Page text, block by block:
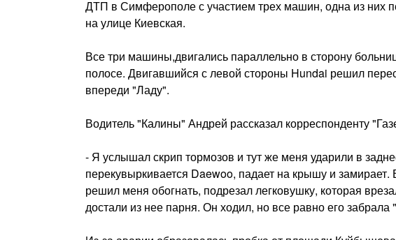
ДТП в Симферополе с участием трех машин, одна из них
на улице Киевская.
Все три машины,двигались параллельно в сторону
полосе. Двигавшийся с левой стороны Hundai решил
впереди "Ладу".
Водитель "Калины" Андрей рассказал корреспонденту
- Я услышал скрип тормозов и тут же меня ударили в
перекувыркивается Daewoo, падает на крышу и
решил меня обогнать, подрезал легковушку, которая
достали из нее парня. Он ходил, но все равно его забрала